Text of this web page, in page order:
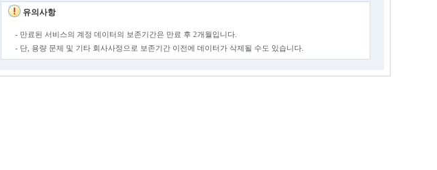
유의사항
- 만료된 서비스의 계정 데이터의 보존기간은 만료 후 2개월입니다.
- 단, 용량 문제 및 기타 회사사정으로 보존기간 이전에 데이터가 삭제될 수도 있습니다.